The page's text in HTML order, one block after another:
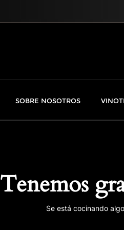
SOBRE NOSOTROS
Tenemos
Se está cocinando